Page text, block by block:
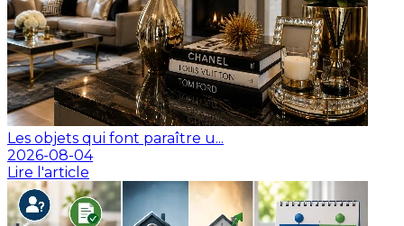
Les objets qui font paraître u...
2026-08-04
Lire l'article